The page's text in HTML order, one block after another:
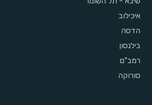
איכילוב
הדסה
בילנסון
רמב"ם
סורוקה